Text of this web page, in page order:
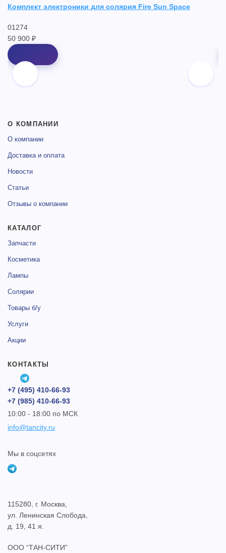
Комплект электроники для солярия Fire Sun Space
01274
50 900 ₽
О КОМПАНИИ
О компании
Доставка и оплата
Новости
Статьи
Отзывы о компании
КАТАЛОГ
Запчасти
Косметика
Лампы
Солярии
Товары б/у
Услуги
Акции
КОНТАКТЫ
+7 (495) 410-66-93
+7 (985) 410-66-93
10:00 - 18:00 по МСК
info@tancity.ru
Мы в соцсетях
115280, г. Москва,
ул. Ленинская Слобода,
д. 19, 41 я.
ООО “ТАН-СИТИ”